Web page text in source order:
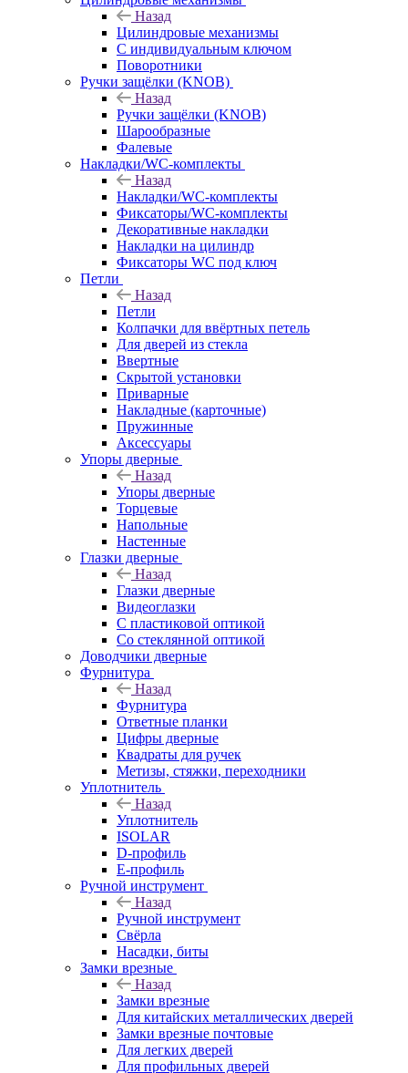
Назад
Цилиндровые механизмы
С индивидуальным ключом
Поворотники
Ручки защёлки (KNOB)
Назад
Ручки защёлки (KNOB)
Шарообразные
Фалевые
Накладки/WC-комплекты
Назад
Накладки/WC-комплекты
Фиксаторы/WC-комплекты
Декоративные накладки
Накладки на цилиндр
Фиксаторы WC под ключ
Петли
Назад
Петли
Колпачки для ввёртных петель
Для дверей из стекла
Ввертные
Скрытой установки
Приварные
Накладные (карточные)
Пружинные
Аксессуары
Упоры дверные
Назад
Упоры дверные
Торцевые
Напольные
Настенные
Глазки дверные
Назад
Глазки дверные
Видеоглазки
С пластиковой оптикой
Со стеклянной оптикой
Доводчики дверные
Фурнитура
Назад
Фурнитура
Ответные планки
Цифры дверные
Квадраты для ручек
Метизы, стяжки, переходники
Уплотнитель
Назад
Уплотнитель
ISOLAR
D-профиль
Е-профиль
Ручной инструмент
Назад
Ручной инструмент
Свёрла
Насадки, биты
Замки врезные
Назад
Замки врезные
Для китайских металлических дверей
Замки врезные почтовые
Для легких дверей
Для профильных дверей